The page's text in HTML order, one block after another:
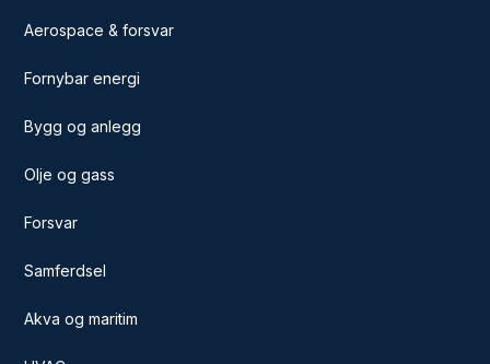
Aerospace & forsvar
Fornybar energi
Bygg og anlegg
Olje og gass
Forsvar
Samferdsel
Akva og maritim